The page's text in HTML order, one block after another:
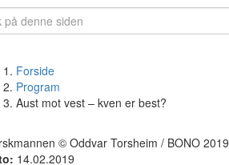
Forside
Program
Aust mot vest – kven er best?
© Oddvar Torsheim / BONO 2019
14.02.2019